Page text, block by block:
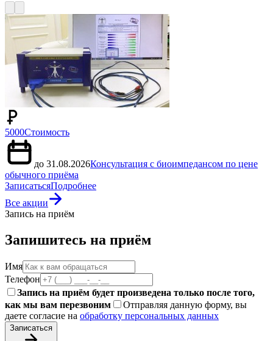
5000Стоимость
до 31.08.2026Консультация с биоимпедансом по цене
обычного приёма
ЗаписатьсяПодробнее
Все акции
Запись на приём
Запишитесь на приём
Имя
Телефон
Запись на приём будет произведена только после того,
как мы вам перезвоним
Отправляя данную форму, вы
даете согласие на обработку персональных данных
Записаться